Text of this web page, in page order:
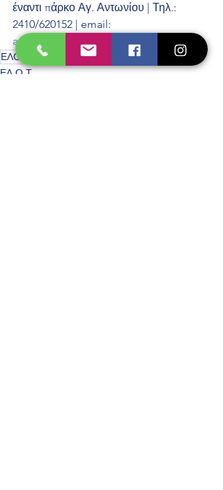
έναντι πάρκο Αγ. Αντωνίου | Τηλ.:
2410/620152 | email:
acdiaslarissas@gmail.com
ΕΛΟΤ
ΕΞΕΤΑΣΕΙΣ ΖΩΝΩΝ
ΕΛ.Ο.Τ.